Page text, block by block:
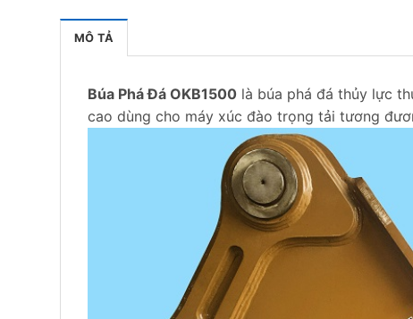
MÔ TẢ
Búa Phá Đá OKB1500 là búa phá đá thủy lực
cao dùng cho máy xúc đào trọng tải tương